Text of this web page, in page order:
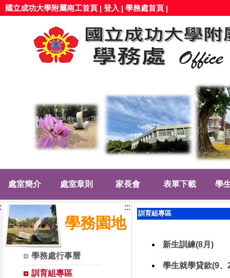
國立成功大學附屬南工首頁 | 登入 | 學務處首頁 |
處室簡介 處室章則 家長會 表單下載 學
學務園地
學務處行事曆
訓育組專區
:::
訓育組專區
新生訓練(8月)
學生就學貸款(9、